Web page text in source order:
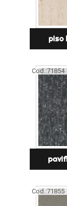
piso
Cod.:71854
Cod.:71855